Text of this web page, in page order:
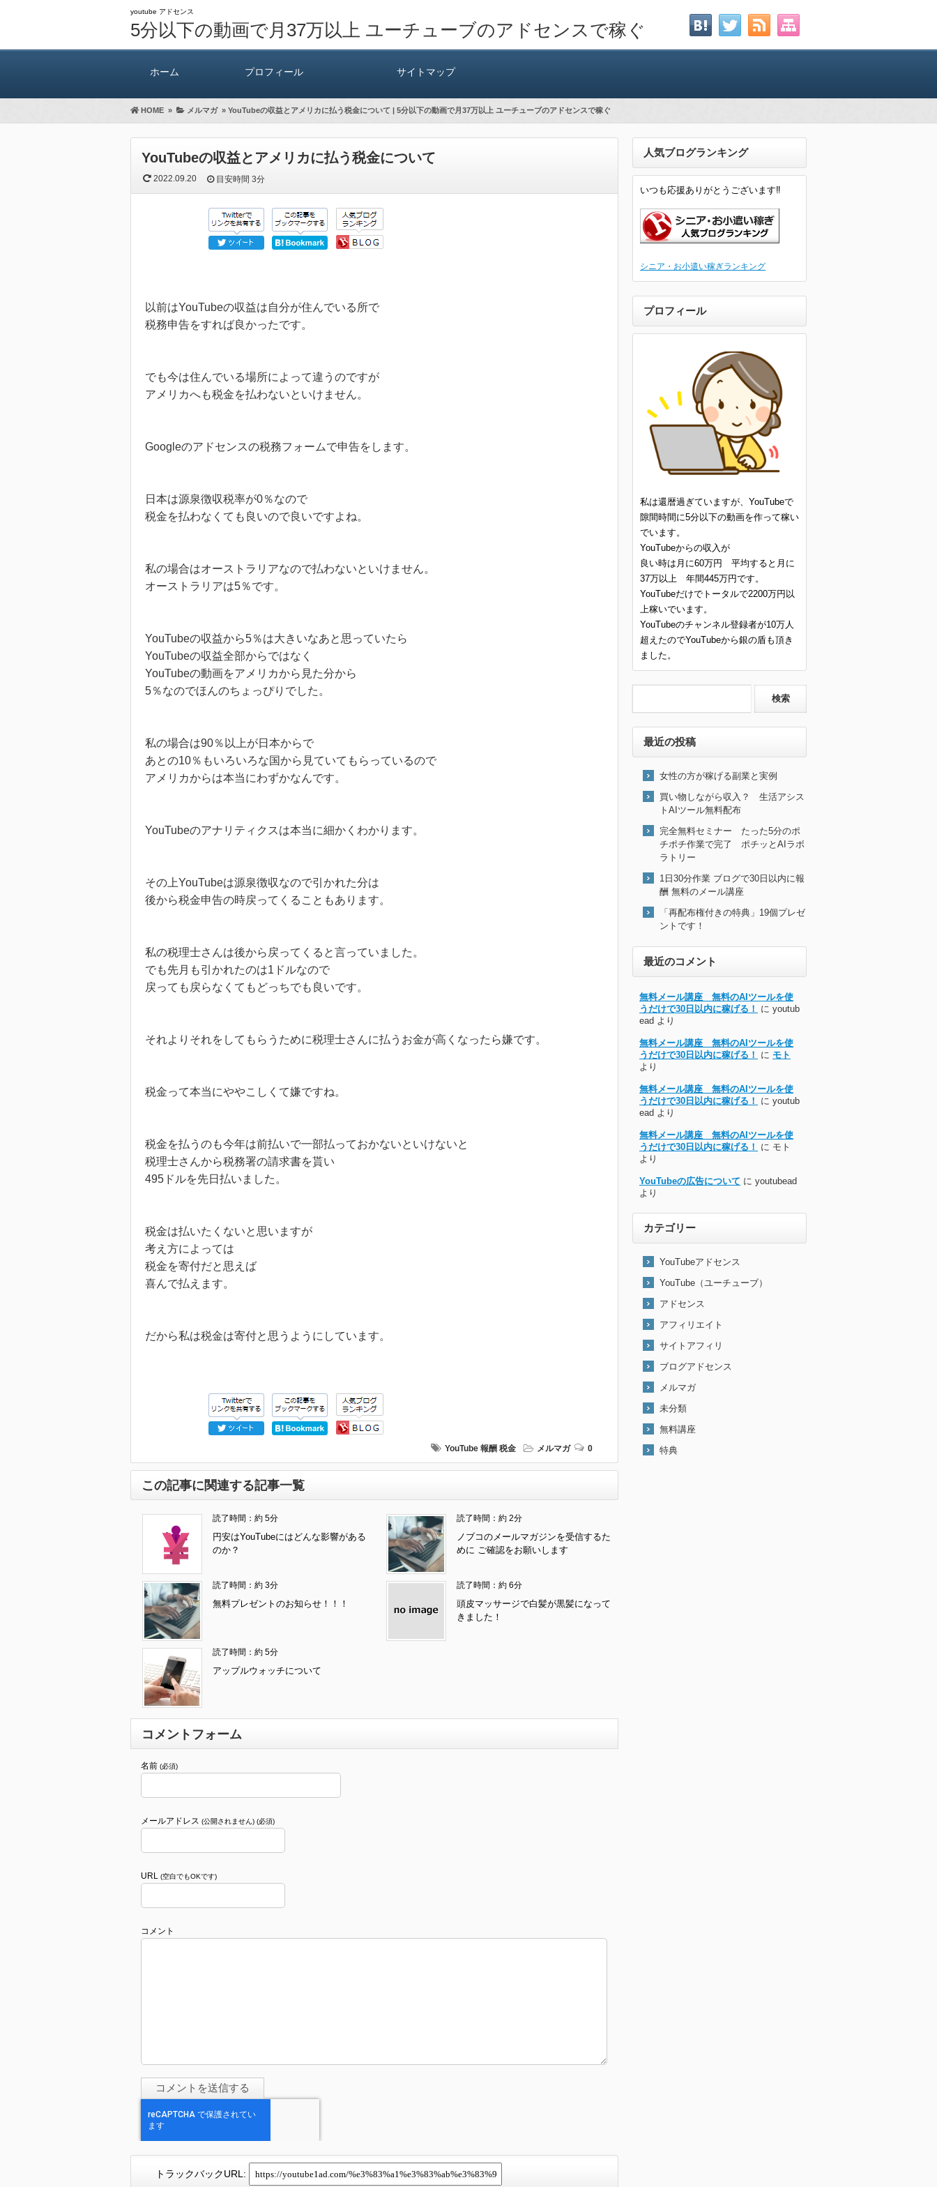
youtube アドセンス
5分以下の動画で月37万以上 ユーチューブのアドセンスで稼ぐ
ホーム プロフィール サイトマップ
HOME » メルマガ» YouTubeの収益とアメリカに払う税金について | 5分以下の動画で月37万以上 ユーチューブのアドセンスで稼ぐ
YouTubeの収益とアメリカに払う税金について
2022.09.20 目安時間3分
以前はYouTubeの収益は自分が住んでいる所で
税務申告をすれば良かったです。
でも今は住んでいる場所によって違うのですが
アメリカへも税金を払わないといけません。
Googleのアドセンスの税務フォームで申告をします。
日本は源泉徴収税率が0％なので
税金を払わなくても良いので良いですよね。
私の場合はオーストラリアなので払わないといけません。
オーストラリアは5％です。
YouTubeの収益から5％は大きいなあと思っていたら
YouTubeの収益全部からではなく
YouTubeの動画をアメリカから見た分から
5％なのでほんのちょっぴりでした。
私の場合は90％以上が日本からで
あとの10％もいろいろな国から見ていてもらっているので
アメリカからは本当にわずかなんです。
YouTubeのアナリティクスは本当に細かくわかります。
その上YouTubeは源泉徴収なので引かれた分は
後から税金申告の時戻ってくることもあります。
私の税理士さんは後から戻ってくると言っていました。
でも先月も引かれたのは1ドルなので
戻っても戻らなくてもどっちでも良いです。
それよりそれをしてもらうために税理士さんに払うお金が高くなったら嫌です。
税金って本当にややこしくて嫌ですね。
税金を払うのも今年は前払いで一部払っておかないといけないと
税理士さんから税務署の請求書を貰い
495ドルを先日払いました。
税金は払いたくないと思いますが
考え方によっては
税金を寄付だと思えば
喜んで払えます。
だから私は税金は寄付と思うようにしています。
YouTube 報酬 税金 メルマガ 0
この記事に関連する記事一覧
読了時間：約 5分
円安はYouTubeにはどんな影響がある
のか？
読了時間：約 2分
ノブコのメールマガジンを受信するた
めに ご確認をお願いします
読了時間：約 3分
無料プレゼントのお知らせ！！！
読了時間：約 6分
頭皮マッサージで白髪が黒髪になって
きました！
読了時間：約 5分
アップルウォッチについて
コメントフォーム
名前 (必須)
メールアドレス (公開されません) (必須)
URL (空白でもOKです)
コメント
トラックバックURL:
人気ブログランキング
いつも応援ありがとうございます‼
シニア・お小遣い稼ぎランキング
プロフィール
私は還暦過ぎていますが、YouTubeで
隙間時間に5分以下の動画を作って稼い
でいます。
YouTubeからの収入が
良い時は月に60万円 平均すると月に
37万以上 年間445万円です。
YouTubeだけでトータルで2200万円以
上稼いでいます。
YouTubeのチャンネル登録者が10万人
超えたのでYouTubeから銀の盾も頂き
ました。
最近の投稿
女性の方が稼げる副業と実例
買い物しながら収入？ 生活アシス
トAIツール無料配布
完全無料セミナー たった5分のポ
チポチ作業で完了 ポチッとAIラボ
ラトリー
1日30分作業 ブログで30日以内に報
酬 無料のメール講座
「再配布権付きの特典」19個プレゼ
ントです！
最近のコメント
無料メール講座 無料のAIツールを使
うだけで30日以内に稼げる！
に youtub
ead より
無料メール講座 無料のAIツールを使
うだけで30日以内に稼げる！
に モト
より
無料メール講座 無料のAIツールを使
うだけで30日以内に稼げる！
に youtub
ead より
無料メール講座 無料のAIツールを使
うだけで30日以内に稼げる！
に モト
より
YouTubeの広告について に youtubead
より
カテゴリー
YouTubeアドセンス
YouTube（ユーチューブ）
アドセンス
アフィリエイト
サイトアフィリ
ブログアドセンス
メルマガ
未分類
無料講座
特典